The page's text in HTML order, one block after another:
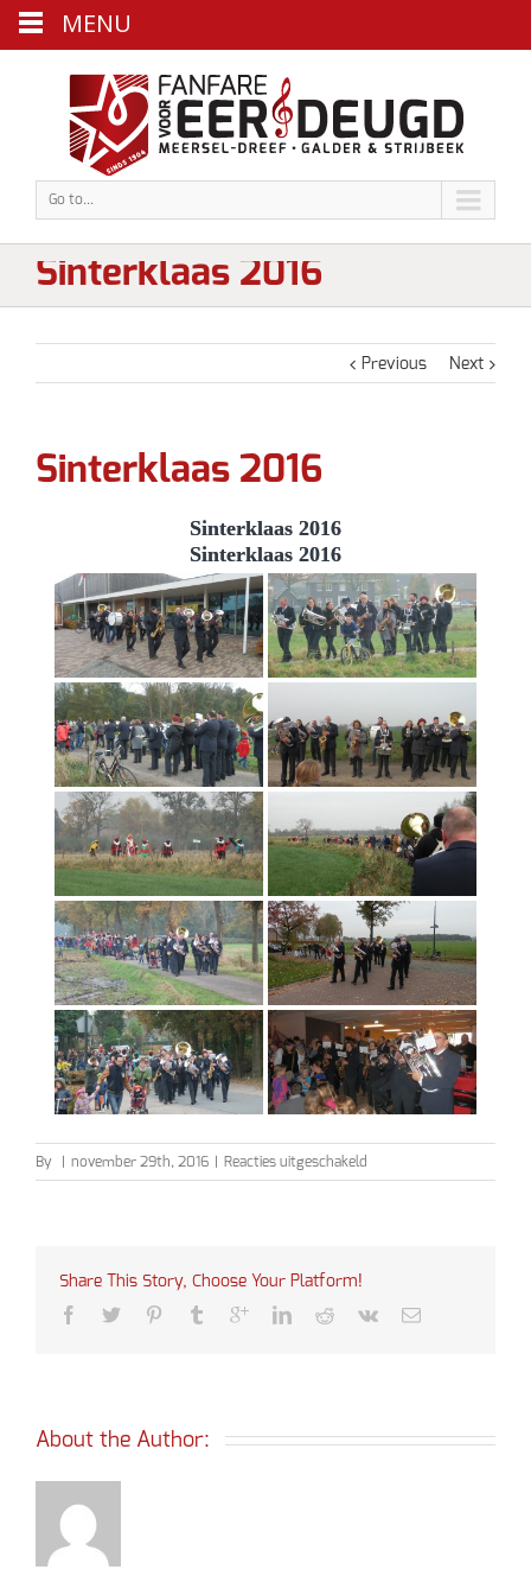
Go to...
Sinterklaas 2016
Previous Next
Sinterklaas 2016
Sinterklaas 2016
Sinterklaas 2016
By november 29th, 2016 Reacties uitgeschakeld
Sinterklaas
Share This Story, Choose Your Platform!
About the Author:
MENU